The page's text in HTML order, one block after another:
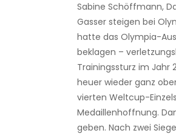
Sabine Schöffmann,
Gasser steigen bei
hatte das Olympia-
beklagen –
Trainingssturz im Jahr
heuer wieder ganz
vierten Weltcup-
Medaillenhoffnung.
geben. Nach zwei